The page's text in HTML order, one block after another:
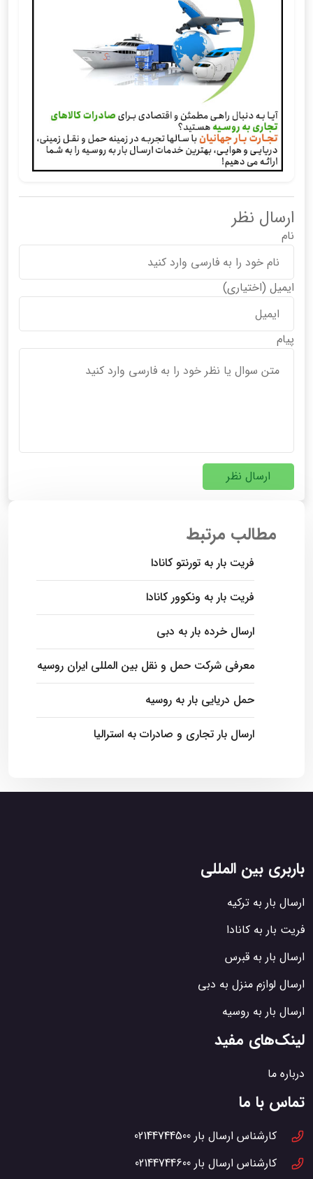
ارسال نظر
نام
ایمیل (اختیاری)
پیام
ارسال نظر
مطالب مرتبط
فریت بار به تورنتو کانادا
فریت بار به ونکوور کانادا
ارسال خرده بار به دبی
معرفی شرکت حمل و نقل بین المللی ایران روسیه
حمل دریایی بار به روسیه
ارسال بار تجاری و صادرات به استرالیا
باربری بین المللی
ارسال بار به ترکیه
فریت بار به کانادا
ارسال بار به قبرس
ارسال لوازم منزل به دبی
ارسال بار به روسیه
لینک‌های مفید
درباره ما
تماس با ما
کارشناس ارسال بار 02144744500
کارشناس ارسال بار 02144744600